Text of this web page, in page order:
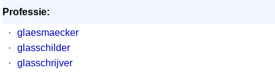
Professie:
·
glaesmaecker
·
glasschilder
·
glasschrijver